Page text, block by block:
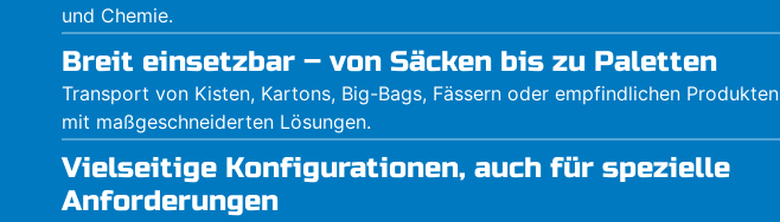
und Chemie.
Breit einsetzbar – von Säcken bis zu Paletten
Transport von Kisten, Kartons, Big-Bags, Fässern oder empfindlichen Produkten
mit maßgeschneiderten Lösungen.
Vielseitige Konfigurationen, auch für spezielle
Anforderungen